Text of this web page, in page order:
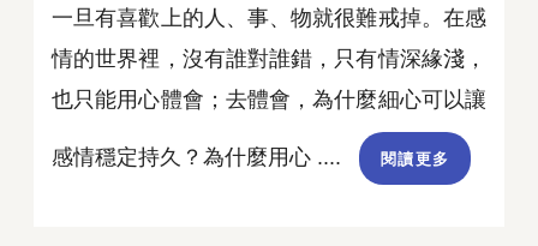
一旦有喜歡上的人、事、物就很難戒掉。在感
情的世界裡，沒有誰對誰錯，只有情深緣淺，
也只能用心體會；去體會，為什麼細心可以讓
感情穩定持久？為什麼用心 .... 閱讀更多